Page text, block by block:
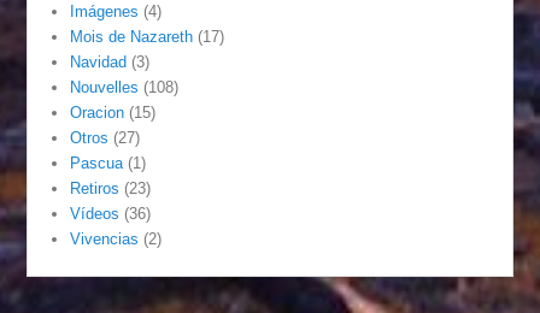
Imágenes (4)
Mois de Nazareth (17)
Navidad (3)
Nouvelles (108)
Oracion (15)
Otros (27)
Pascua (1)
Retiros (23)
Vídeos (36)
Vivencias (2)